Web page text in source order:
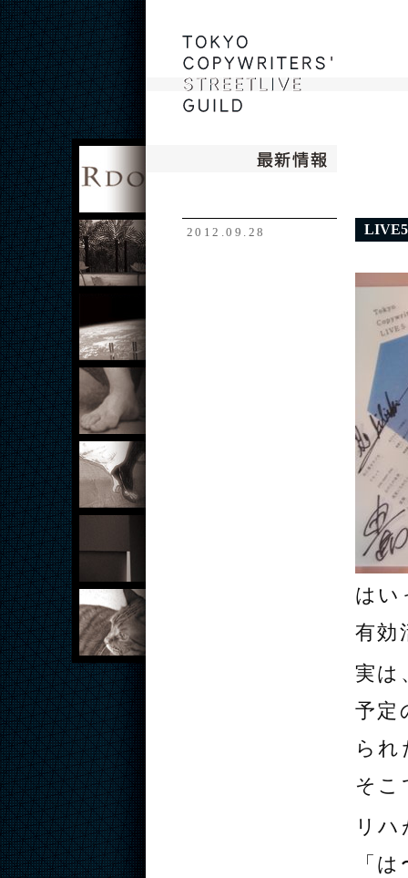
LIVE5
2012.09.28
はい
有効
実は
予定
ら
そこ
リ
「
ポケット社
TOKYO
COPYWRITER'S
STREETLIVE
大川泰樹
中山佐知子